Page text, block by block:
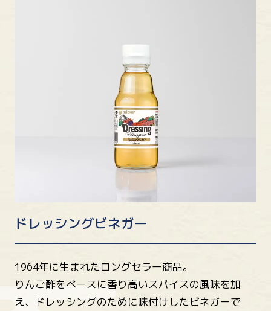
ドレッシングビネガー
1964年に生まれたロングセラー商品。
りんご酢をベースに香り高いスパイスの風味を加
え、ドレッシングのために味付けしたビネガーで